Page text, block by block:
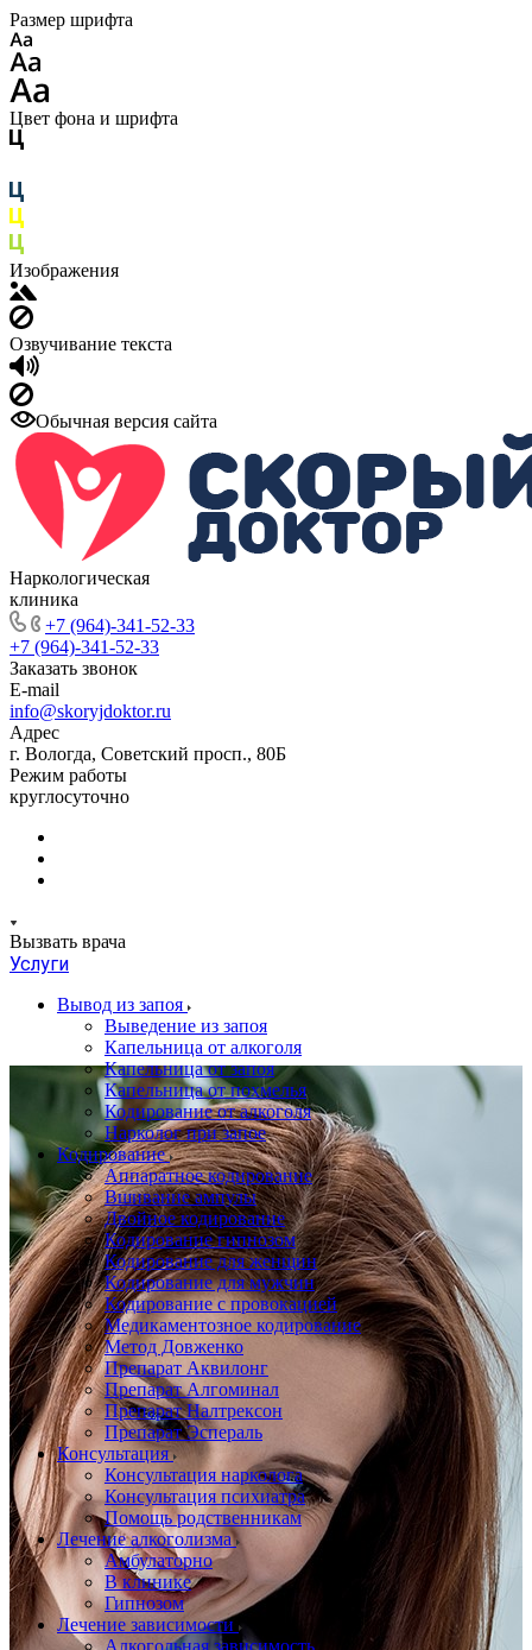
Размер шрифта
Цвет фона и шрифта
Изображения
Озвучивание текста
Обычная версия сайта
Наркологическая
клиника
+7 (964)-341-52-33
+7 (964)-341-52-33
Заказать звонок
E-mail
info@skoryjdoktor.ru
Адрес
г. Вологда, Советский просп., 80Б
Режим работы
круглосуточно
Вызвать врача
Услуги
Вывод из запоя
Выведение из запоя
Капельница от алкоголя
Капельница от запоя
Капельница от похмелья
Кодирование от алкоголя
Нарколог при запое
Кодирование
Аппаратное кодирование
Вшивание ампулы
Двойное кодирование
Кодирование гипнозом
Кодирование для женщин
Кодирование для мужчин
Кодирование с провокацией
Медикаментозное кодирование
Метод Довженко
Препарат Аквилонг
Препарат Алгоминал
Препарат Налтрексон
Препарат Эспераль
Консультация
Консультация нарколога
Консультация психиатра
Помощь родственникам
Лечение алкоголизма
Амбулаторно
В клинике
Гипнозом
Лечение зависимости
Алкогольная зависимость